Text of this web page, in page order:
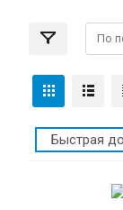
Быстрая